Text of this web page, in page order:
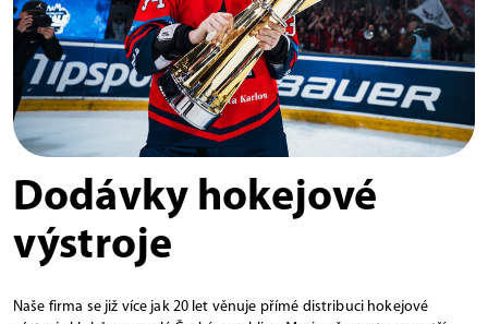
Dodávky hokejové
výstroje
Naše firma se již více jak 20 let věnuje přímé distribuci hokejové